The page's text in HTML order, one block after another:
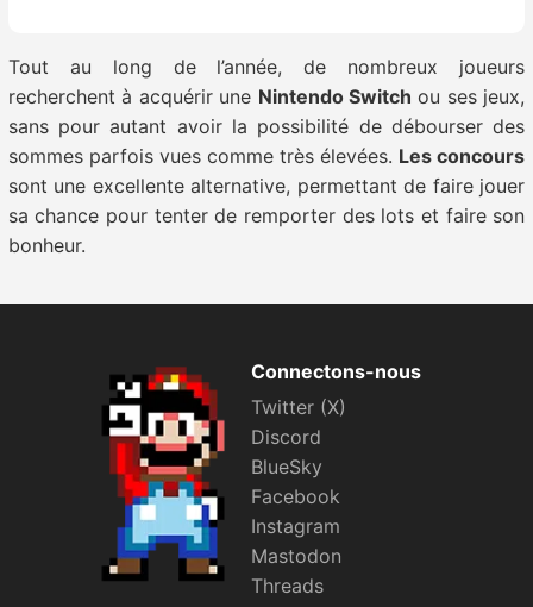
Tout au long de l’année, de nombreux joueurs
recherchent à acquérir une Nintendo Switch ou ses jeux,
sans pour autant avoir la possibilité de débourser des
sommes parfois vues comme très élevées. Les concours
sont une excellente alternative, permettant de faire jouer
sa chance pour tenter de remporter des lots et faire son
bonheur.
Connectons-nous
Twitter (X)
Discord
BlueSky
Facebook
Instagram
Mastodon
Threads